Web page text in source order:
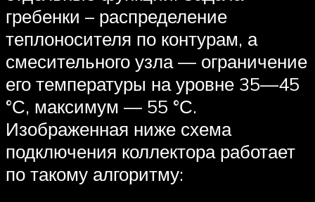
гребенки – распределение
теплоносителя по контурам, а
смесительного узла — ограничение
его температуры на уровне 35—45
°С, максимум — 55 °С.
Изображенная ниже схема
подключения коллектора работает
по такому алгоритму: